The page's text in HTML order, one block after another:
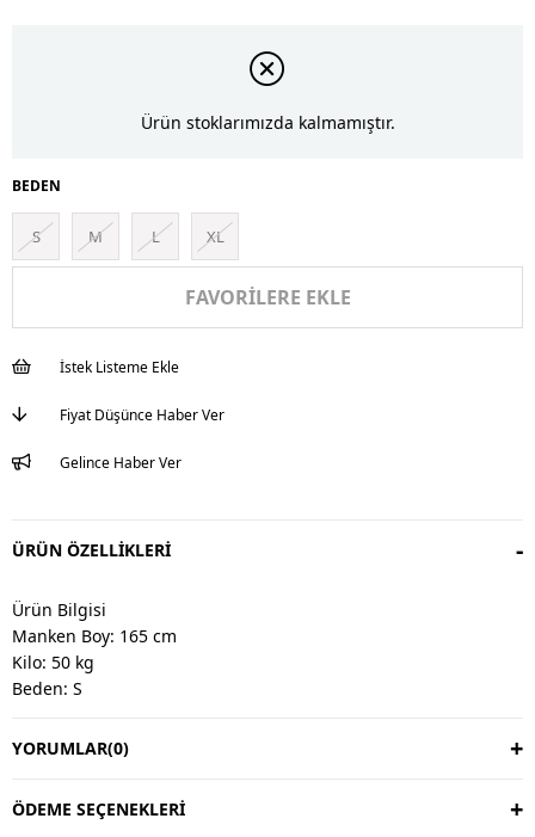
Ürün stoklarımızda kalmamıştır.
BEDEN
S M L XL
FAVORILERE EKLE
İstek Listeme Ekle
Fiyat Düşünce Haber Ver
Gelince Haber Ver
ÜRÜN ÖZELLIKLERI
Ürün Bilgisi
Manken Boy: 165 cm
Kilo: 50 kg
Beden: S
Değişim & İade
Değişim süresi 3 iş günüdür.
YORUMLAR(0)
ÖDEME SEÇENEKLERI